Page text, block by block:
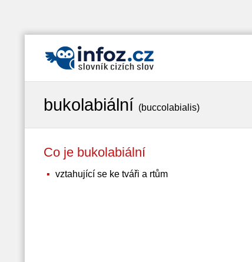
bukolabiální (buccolabialis)
Co je bukolabiální
vztahující se ke tváři a rtům